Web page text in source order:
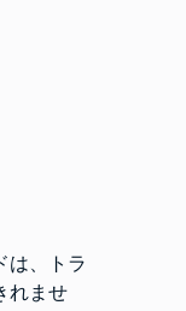
は、トラ
れませ